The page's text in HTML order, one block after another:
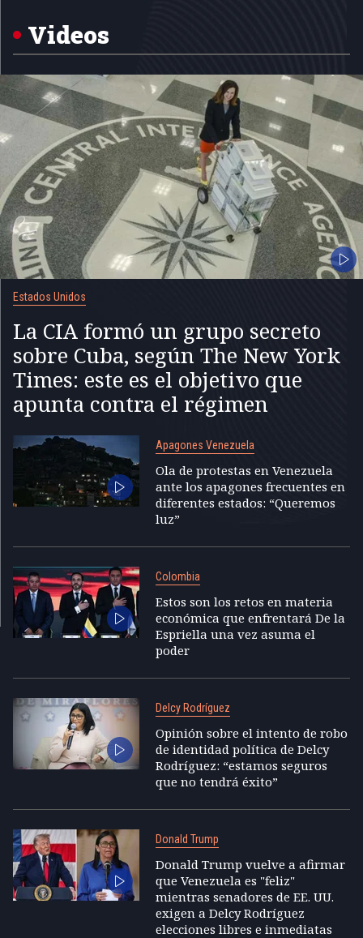
Videos
Estados Unidos
La CIA formó un grupo secreto
sobre Cuba, según The New York
Times: este es el objetivo que
apunta contra el régimen
Apagones Venezuela
Ola de protestas en Venezuela
ante los apagones frecuentes en
diferentes estados: “Queremos
luz”
Colombia
Estos son los retos en materia
económica que enfrentará De la
Espriella una vez asuma el
poder
Delcy Rodríguez
Opinión sobre el intento de robo
de identidad política de Delcy
Rodríguez: “estamos seguros
que no tendrá éxito”
Donald Trump
Donald Trump vuelve a afirmar
que Venezuela es "feliz"
mientras senadores de EE. UU.
exigen a Delcy Rodríguez
elecciones libres e inmediatas